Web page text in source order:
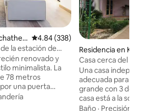
Calificación promedio: 4.84 de
4.84 (338)
la estación de
renovado y
minimalista. La
78 metros
una puerta
un dormitorio
Residencia en
ng
Casa cerca del
Suvarnabhumi,
Suwintawong
Una casa
adecuada para
grande con 3
casa está a la
La casa está
Baño · Precisión